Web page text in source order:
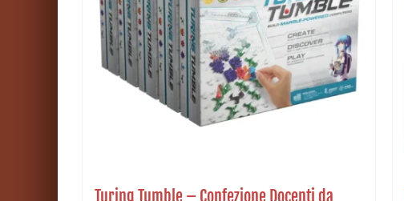
Turing Tumble – Confezione Docenti da